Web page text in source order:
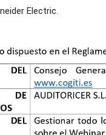
Electric.